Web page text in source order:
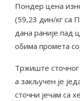
Пондер цена
(59,23 дин/кг са
дана раније пад
обима промета
Тржиште
а закључен је
сточни јечам са